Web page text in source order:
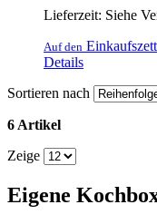
Lieferzeit: Siehe
Auf den
Details
Sortieren nach
6 Artikel
Zeige
Eigene